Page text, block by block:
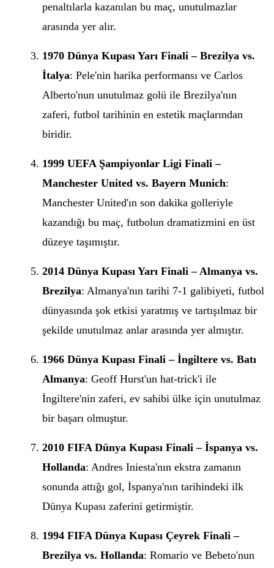
penaltılarla kazanılan bu maç, unutulmazlar
arasında yer alır.
1970 Dünya Kupası Yarı Finali – Brezilya vs.
İtalya: Pele'nin harika performansı ve Carlos
Alberto'nun unutulmaz golü ile Brezilya'nın
zaferi, futbol tarihinin en estetik maçlarından
biridir.
1999 UEFA Şampiyonlar Ligi Finali –
Manchester United vs. Bayern Munich:
Manchester United'ın son dakika golleriyle
kazandığı bu maç, futbolun dramatizmini en üst
düzeye taşımıştır.
2014 Dünya Kupası Yarı Finali – Almanya vs.
Brezilya: Almanya'nın tarihi 7-1 galibiyeti, futbol
dünyasında şok etkisi yaratmış ve tartışılmaz bir
şekilde unutulmaz anlar arasında yer almıştır.
1966 Dünya Kupası Finali – İngiltere vs. Batı
Almanya: Geoff Hurst'un hat-trick'i ile
İngiltere'nin zaferi, ev sahibi ülke için unutulmaz
bir başarı olmuştur.
2010 FIFA Dünya Kupası Finali – İspanya vs.
Hollanda: Andres Iniesta'nın ekstra zamanın
sonunda attığı gol, İspanya'nın tarihindeki ilk
Dünya Kupası zaferini getirmiştir.
1994 FIFA Dünya Kupası Çeyrek Finali –
Brezilya vs. Hollanda: Romario ve Bebeto'nun